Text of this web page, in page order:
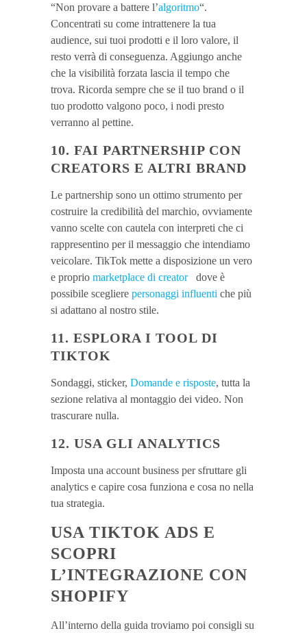
“Non provare a battere l’algoritmo“.
Concentrati su come intrattenere la tua
audience, sui tuoi prodotti e il loro valore, il
resto verrà di conseguenza. Aggiungo anche
che la visibilità forzata lascia il tempo che
trova. Ricorda sempre che se il tuo brand o il
tuo prodotto valgono poco, i nodi presto
verranno al pettine.
10. FAI PARTNERSHIP CON
CREATORS E ALTRI BRAND
Le partnership sono un ottimo strumento per
costruire la credibilità del marchio, ovviamente
vanno scelte con cautela con interpreti che ci
rappresentino per il messaggio che intendiamo
veicolare. TikTok mette a disposizione un vero
e proprio marketplace di creator
dove è
possibile scegliere personaggi influenti che più
si adattano al nostro stile.
11. ESPLORA I TOOL DI
TIKTOK
Sondaggi, sticker, Domande e risposte, tutta la
sezione relativa al montaggio dei video. Non
trascurare nulla.
12. USA GLI ANALYTICS
Imposta una account business per sfruttare gli
analytics e capire cosa funziona e cosa no nella
tua strategia.
USA TIKTOK ADS E
SCOPRI
L’INTEGRAZIONE CON
SHOPIFY
All’interno della guida troviamo poi consigli su